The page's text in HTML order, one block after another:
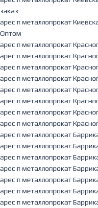
заказ
арес п металлопрокат
Оптом
арес п металлопрокат
арес п металлопрокат
арес п металлопрокат
арес п металлопрокат
арес п металлопрокат
арес п металлопрокат
арес п металлопрокат
арес п металлопрокат
арес п металлопрокат
арес п металлопрокат
арес п металлопрокат
арес п металлопрокат
арес п металлопрокат
арес п металлопрокат
арес п металлопрокат